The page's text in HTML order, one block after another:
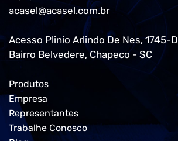
acasel@acasel.com.br
Acesso Plinio Arlindo De Nes, 1745-D
Bairro Belvedere, Chapeco - SC
Produtos
Empresa
Representantes
Trabalhe Conosco